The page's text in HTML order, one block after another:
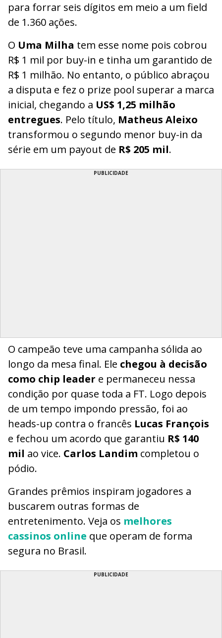
para forrar seis dígitos em meio a um field
de 1.360 ações.
O Uma Milha tem esse nome pois cobrou
R$ 1 mil por buy-in e tinha um garantido de
R$ 1 milhão. No entanto, o público abraçou
a disputa e fez o prize pool superar a marca
inicial, chegando a US$ 1,25 milhão
entregues. Pelo título, Matheus Aleixo
transformou o segundo menor buy-in da
série em um payout de R$ 205 mil.
PUBLICIDADE
O campeão teve uma campanha sólida ao
longo da mesa final. Ele chegou à decisão
como chip leader e permaneceu nessa
condição por quase toda a FT. Logo depois
de um tempo impondo pressão, foi ao
heads-up contra o francês Lucas François
e fechou um acordo que garantiu R$ 140
mil ao vice. Carlos Landim completou o
pódio.
Grandes prêmios inspiram jogadores a
buscarem outras formas de
entretenimento. Veja os melhores
cassinos online que operam de forma
segura no Brasil.
PUBLICIDADE